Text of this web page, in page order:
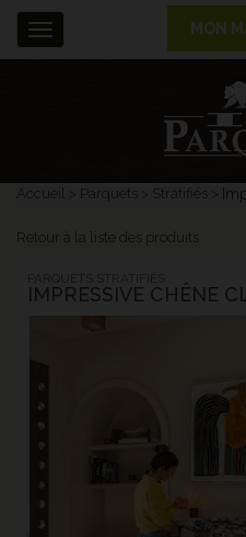
Accueil Parquets Stratifiés
Retour à la liste des produits
IMPRESSIVE CHÊNE
Menu MON